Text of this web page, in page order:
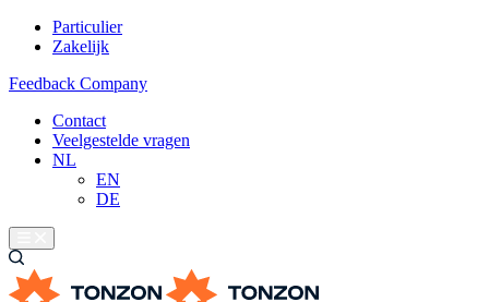
Particulier
Zakelijk
Feedback Company
Contact
Veelgestelde vragen
NL
EN
DE